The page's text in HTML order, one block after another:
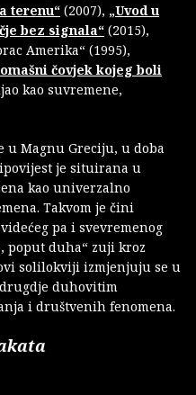
terenu“ (2007), „Uvod u
bez signala“ (2015),
Amerika“ (1995),
čovjek kojeg boli
kao suvremene,
u Magnu Greciju, u doba
je situirana u
kao univerzalno
Takvom je čini
pa i svevremenog
poput duha“ zuji kroz
solilokviji izmjenjuju se u
duhovitim
i društvenih fenomena.